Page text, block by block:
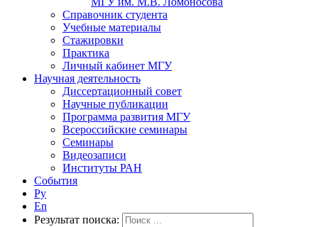
Справочник студента
Учебные материалы
Стажировки
Практика
Личный кабинет МГУ
Научная деятельность
Диссертационный совет
Научные публикации
Программа развития МГУ
Всероссийские семинары
Семинары
Видеозаписи
Институты РАН
События
Ру
En
Результат поиска: